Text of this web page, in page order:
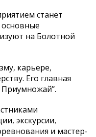
станет
на Болотной
карьере,
Его главная
экскурсии,
и мастер-